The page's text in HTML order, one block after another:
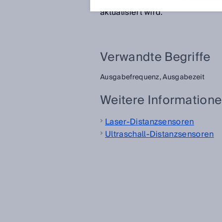
aktualisiert wird.
Verwandte Begriffe
Ausgabefrequenz,Ausgabezeit
Weitere
Laser-Distanzsensoren
Ultraschall-Distanzsensoren